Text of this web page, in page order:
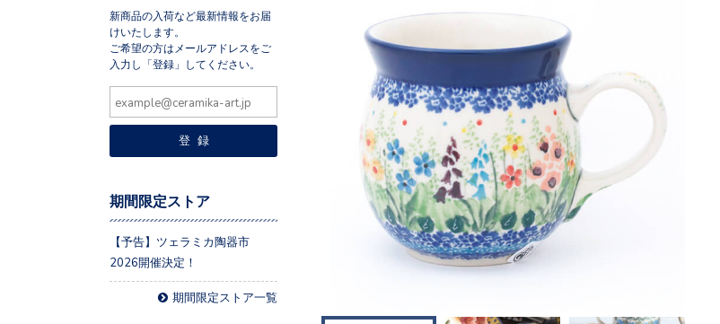
新商品の入荷など最新情報をお届
けいたします。
ご希望の方はメールアドレスをご
入力し「登録」してください。
期間限定ストア
【予告】ツェラミカ陶器市
2026開催決定！
期間限定ストア一覧